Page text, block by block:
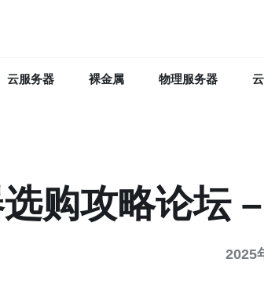
云服务器 裸金属 物理服务器
购攻略论坛
2025